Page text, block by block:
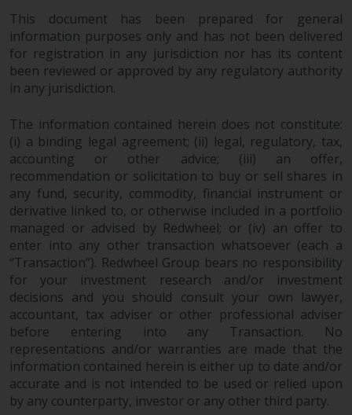
Arten von Fonds oder Anlagen
weisen unterschiedliche
Risikograde auf.
Änderungen am Inhalt
Die auf dieser Website
enthaltenen Informationen
werden so wie sie sind zur
Verfügung gestellt, können ohne
Vorankündigung geändert
werden und es wird keine
Garantie hinsichtlich ihrer
Genauigkeit, Vollständigkeit oder
Eignung für einen bestimmten
Zweck übernommen. Redwheel
hat seine eigenen Ansichten und
Meinungen auf dieser Website
(oder denen seiner verbundenen
This document has been prepared for general
information purposes only and has not been delivered
for registration in any jurisdiction nor has its content
been reviewed or approved by any regulatory authority
in any jurisdiction.
The information contained herein does not constitute:
(i) a binding legal agreement; (ii) legal, regulatory, tax,
accounting or other advice; (iii) an offer,
recommendation or solicitation to buy or sell shares in
any fund, security, commodity, financial instrument or
derivative linked to, or otherwise included in a portfolio
managed or advised by Redwheel; or (iv) an offer to
enter into any other transaction whatsoever (each a
“Transaction”). Redwheel Group bears no responsibility
for your investment research and/or investment
decisions and you should consult your own lawyer,
accountant, tax adviser or other professional adviser
before entering into any Transaction. No
representations and/or warranties are made that the
information contained herein is either up to date and/or
accurate and is not intended to be used or relied upon
by any counterparty, investor or any other third party.